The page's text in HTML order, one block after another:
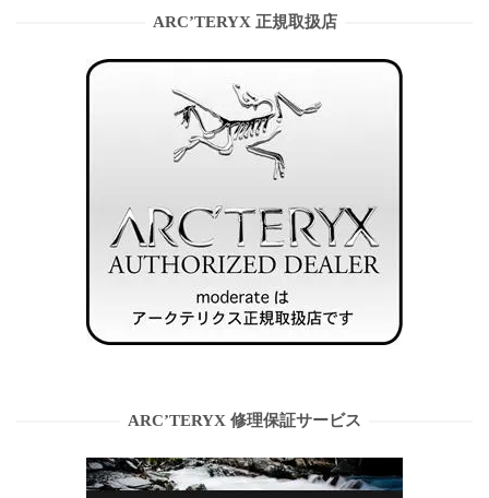
ARC’TERYX 正規取扱店
ARC’TERYX 修理保証サービス